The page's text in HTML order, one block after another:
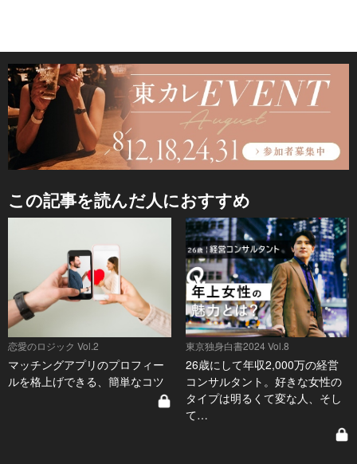
この記事を読んだ人におすすめ
恋愛のロジック Vol.2
マッチングアプリのプロフィー
ルを格上げできる、簡単なコツ
東京独身白書2024 Vol.8
26歳にして年収2,000万の経営
コンサルタント。好きな女性の
タイプは明るくて変な人、そし
て…